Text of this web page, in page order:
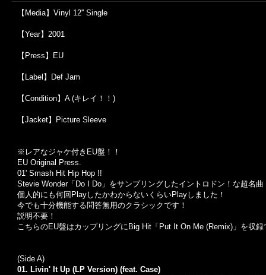
【Media】Vinyl 12'' Single
【Year】2001
【Press】EU
【Label】Def Jam
【Condition】A (キレイ！！)
【Jacket】Picture Sleeve
※ レアなジャケ付き EU盤！！
EU Original Press.
01' Smash Hit Hip Hop !!
Stevie Wonder「 Do I Do 」をサンプリングしたイントロドン！な超名曲
個人的にも何回 PlayしたかわからないくらいPlayしました！
今でも十分機能する問答無用のクラシックです！
説明不要！
こちらのEU盤はカップリングに Big Hit 「 Put It On Me (Remix) 」を収
(Side A)
01. Livin' It Up (LP Version) (feat. Case)